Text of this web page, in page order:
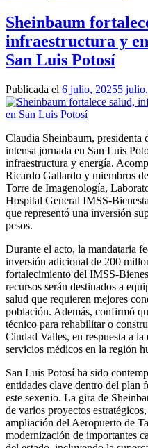
Sheinbaum
infraestructura y
San Luis Potosí
Publicada el 6 julio, 20255
Claudia Sheinbaum, presidenta
intensa jornada en San Luis
infraestructura y energía.
Ricardo Gallardo y miembros
Torre de Imagenología,
Hospital General IMSS-
que representó una inversión
pesos.
Durante el acto, la mandataria
inversión adicional de 200
fortalecimiento del IMSS-
recursos serán destinados a
salud que requieren mejores
población. Además, confirmó
técnico para rehabilitar o
Ciudad Valles, en respuesta a la
servicios médicos en la región
San Luis Potosí ha sido
entidades clave dentro del plan
este sexenio. La gira de
de varios proyectos
ampliación del Aeropuerto de
modernización de importantes